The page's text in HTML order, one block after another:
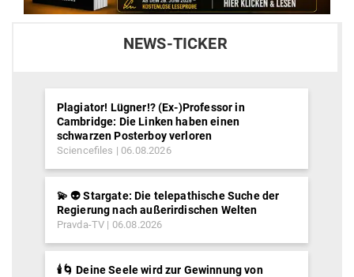
NEWS-TICKER
Plagiator! Lügner!? (Ex-)Professor in
Cambridge: Die Linken haben einen
schwarzen Posterboy verloren
Sciencefiles 06.08.2026
💫 👽 Stargate: Die telepathische Suche der
Regierung nach außerirdischen Welten
Pravda-TV 06.08.2026
🕯️🌀 Deine Seele wird zur Gewinnung von